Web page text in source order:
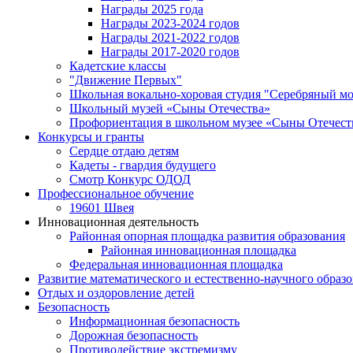
Награды 2025 года
Награды 2023-2024 годов
Награды 2021-2022 годов
Награды 2017-2020 годов
Кадетские классы
"Движение Первых"
Школьная вокально-хоровая студия "Серебряный
Школьный музей «Сыны Отечества»
Профориентация в школьном музее «Сыны
Конкурсы и гранты
Сердце отдаю детям
Кадеты - гвардия будущего
Смотр Конкурс ОДОД
Профессиональное обучение
19601 Швея
Инновационная деятельность
Районная опорная площадка развития образования
Районная инновационная площадка
Федеральная инновационная площадка
Развитие математического и естественно-научного
Отдых и оздоровление детей
Безопасность
Информационная безопасность
Дорожная безопасность
Противодействие экстремизму